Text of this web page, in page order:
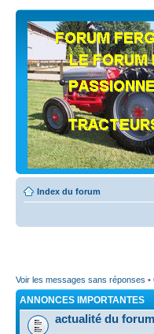
Index du forum
Voir les messages sans réponses •
ANNONCES IMPORTANTES
actualité du